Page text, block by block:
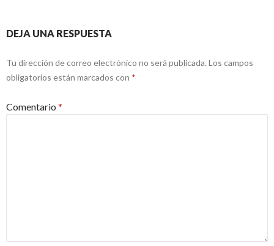
DEJA UNA RESPUESTA
Tu dirección de correo electrónico no será publicada. Los campos
obligatorios están marcados con *
Comentario *